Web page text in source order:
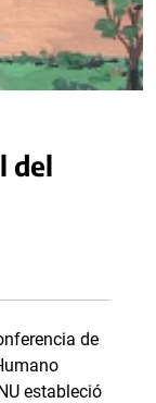
del
de
estableció